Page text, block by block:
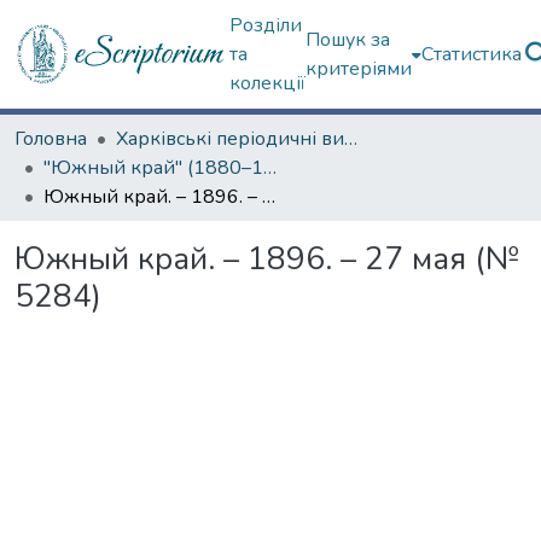
Розділи
та
колекції
Пошук за
критеріями
Статистика
Головна
Харківські періодичні видання
"Южный край" (1880–1919 гг.)
Южный край. – 1896. – 27 мая (№ 5284)
Южный край. – 1896. – 27 мая (№
5284)